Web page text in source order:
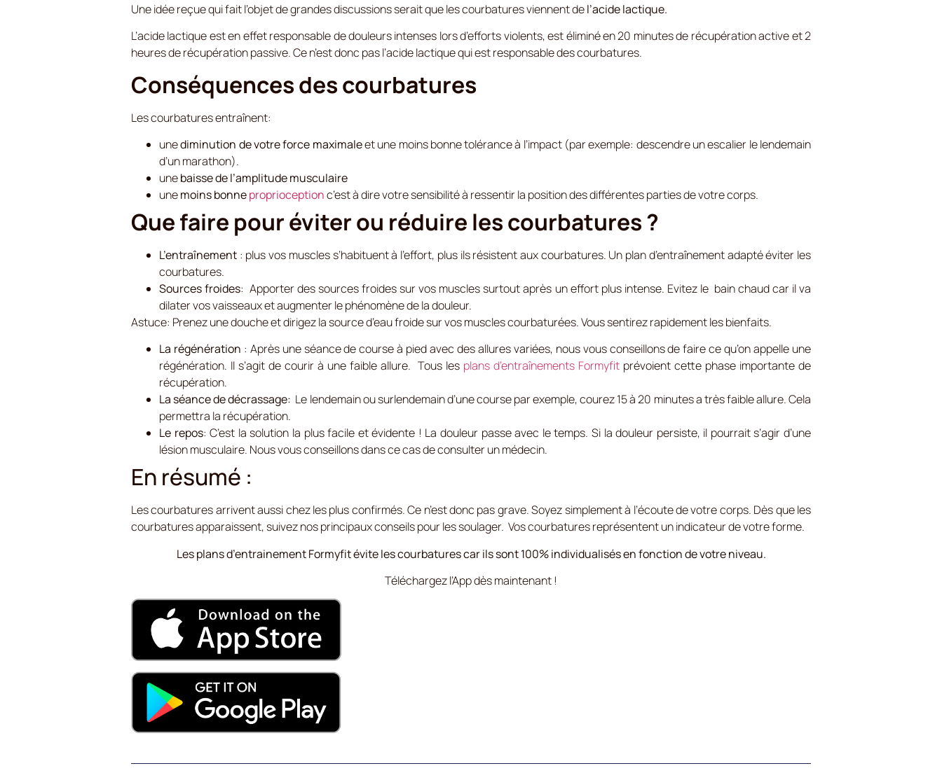
Une idée reçue qui fait l’objet de grandes discussions serait que les courbatures viennent del’acide lactique.
L’acide lactique est en effet responsable de douleurs intenses lors d’efforts violents, est éliminé en 20 minutes de récupération active et 2
heures de récupération passive. Ce n’est donc pas l’acide lactique qui est responsable des courbatures.
Conséquences des courbatures
Les courbatures entraînent:
unediminution de votre force maximaleet une moins bonne tolérance à l’impact (par exemple: descendre un escalier le lendemain
d’un marathon).
unebaisse de l’amplitude musculaire
unemoins bonneproprioceptionc’est à dire votre sensibilité à ressentir la position des différentes parties de votre corps.
Que faire pour éviter ou réduire les courbatures ?
L’entraînement : plus vos muscles s’habituent à l’effort, plus ils résistent aux courbatures. Un plan d’entraînement adapté éviter les
courbatures.
Sources froides: Apporter des sources froides sur vos muscles surtout après un effort plus intense. Evitez le bain chaud car il va
dilater vos vaisseaux et augmenter le phénomène de la douleur.
Astuce: Prenez une douche et dirigez la source d’eau froide sur vos muscles courbaturées. Vous sentirez rapidement les bienfaits.
La régénération : Après une séance de course à pied avec des allures variées, nous vous conseillons de faire ce qu’on appelle une
régénération. Il s’agit de courir à une faible allure. Tous les plans d’entraînements Formyfit prévoient cette phase importante de
récupération.
La séance de décrassage: Le lendemain ou surlendemain d’une course par exemple, courez 15 à 20 minutes a très faible allure. Cela
permettra la récupération.
Le repos: C’est la solution la plus facile et évidente ! La douleur passe avec le temps. Si la douleur persiste, il pourrait s’agir d’une
lésion musculaire. Nous vous conseillons dans ce cas de consulter un médecin.
En résumé :
Les courbatures arrivent aussi chez les plus confirmés. Ce n’est donc pas grave. Soyez simplement à l’écoute de votre corps. Dès que les
courbatures apparaissent, suivez nos principaux conseils pour les soulager. Vos courbatures représentent un indicateur de votre forme.
Les plans d’entrainement Formyfit évite les courbatures car ils sont 100% individualisés en fonction de votre niveau.
Téléchargez l’App dès maintenant !